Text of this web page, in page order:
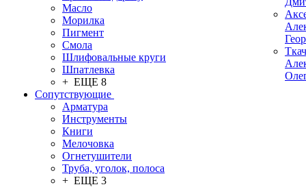
Масло
Морилка
Пигмент
Смола
Шлифовальные круги
Шпатлевка
+ ЕЩЕ 8
Сопутствующие
Арматура
Инструменты
Книги
Мелочовка
Огнетушители
Труба, уголок, полоса
+ ЕЩЕ 3